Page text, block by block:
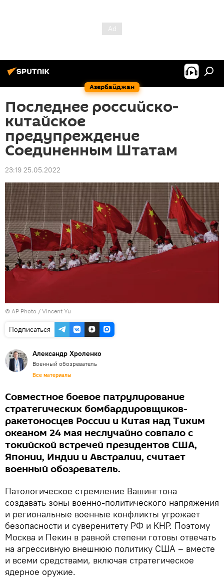
Азербайджан
Последнее российско-
китайское
предупреждение
Соединенным Штатам
23:19 25.05.2022
© AP Photo / Vincent Yu
Подписаться
Александр Хроленко
Военный обозреватель
Все материалы
Совместное боевое патрулирование
стратегических бомбардировщиков-
ракетоносцев России и Китая над Тихим
океаном 24 мая неслучайно совпало с
токийской встречей президентов США,
Японии, Индии и Австралии, считает
военный обозреватель.
Патологическое стремление Вашингтона
создавать зоны военно-политического напряжения
и региональные военные конфликты угрожает
безопасности и суверенитету РФ и КНР. Поэтому
Москва и Пекин в равной степени готовы отвечать
на агрессивную внешнюю политику США – вместе
и всеми средствами, включая стратегическое
ядерное оружие.